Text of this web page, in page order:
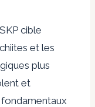
cible
et les
plus
et
fondamentaux